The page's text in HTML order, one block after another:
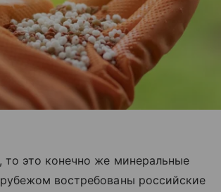
то это конечно же минеральные
востребованы российские